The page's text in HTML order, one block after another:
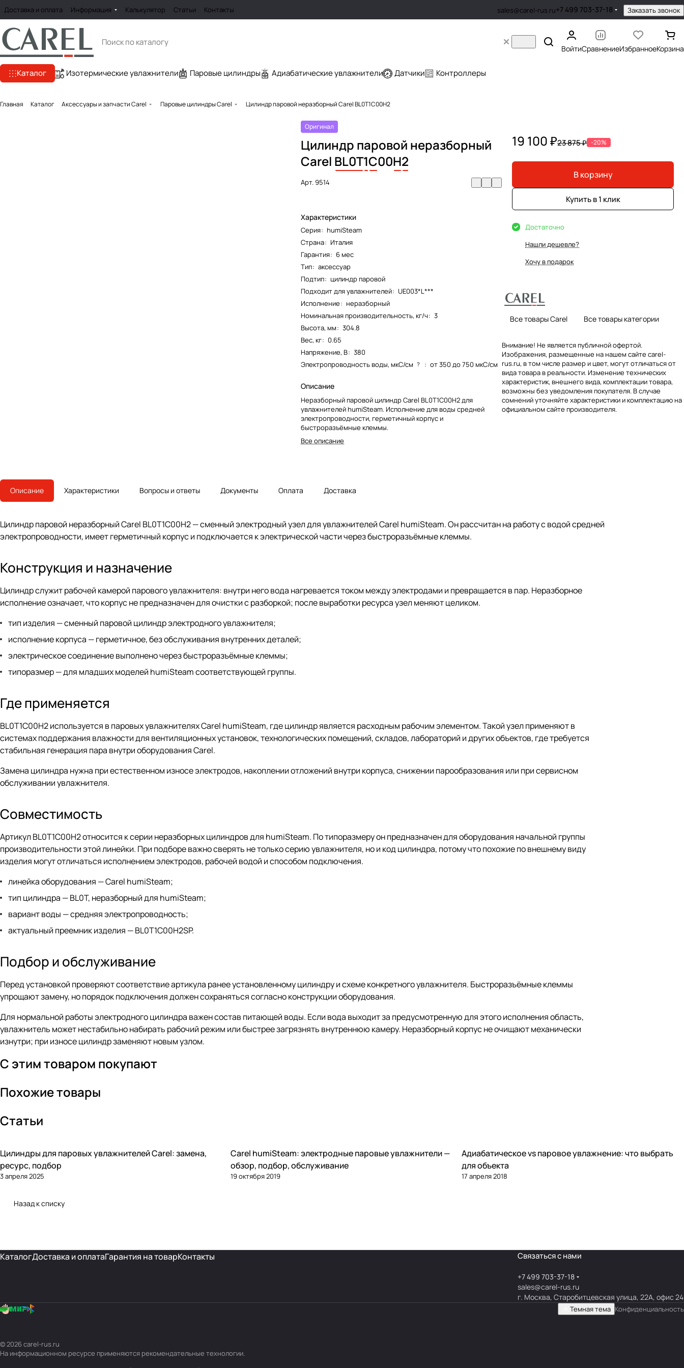
Доставка и оплата Информация Калькулятор Статьи Контакты sales@carel-rus.ru+7 499 703-37-18 Заказать звонок
ВойтиСравнениеИзбранноеКорзина
Каталог Изотермические увлажнители Паровые цилиндры Адиабатические увлажнители Датчики Контроллеры
Главная Каталог Аксессуары и запчасти Carel Паровые цилиндры Carel Цилиндр паровой неразборный Carel BL0T1C00H2
Оригинал
Цилиндр паровой неразборный
Carel BL0T1C00H2
Арт.9514
Характеристики
Серия: humiSteam
Страна: Италия
Гарантия: 6 мес
Тип: аксессуар
Подтип: цилиндр паровой
Подходит для увлажнителей: UE003*L***
Исполнение: неразборный
Номинальная производительность, кг/ч: 3
Высота, мм: 304.8
Вес, кг: 0.65
Напряжение, В: 380
Электропроводность воды, мкС/см ? : от 350 до 750 мкС/см
Описание
Неразборный паровой цилиндр Carel BL0T1C00H2 для
увлажнителей humiSteam. Исполнение для воды средней
электропроводности, герметичный корпус и
быстроразъёмные клеммы.
Все описание
19 100 ₽23 875 ₽ -20%
В корзину
Купить в 1 клик
Достаточно
Нашли дешевле?
Хочу в подарок
Все товары Carel Все товары категории
Внимание! Не является публичной офертой.
Изображения, размещенные на нашем сайте carel-
rus.ru, в том числе размер и цвет, могут отличаться от
вида товара в реальности. Изменение технических
характеристик, внешнего вида, комплектации товара,
возможны без уведомления покупателя. В случае
сомнений уточняйте характеристики и комплектацию на
официальном сайте производителя.
Описание Характеристики Вопросы и ответы Документы Оплата Доставка
Цилиндр паровой неразборный Carel BL0T1C00H2 — сменный электродный узел для увлажнителей Carel humiSteam. Он рассчитан на работу с водой средней
электропроводности, имеет герметичный корпус и подключается к электрической части через быстроразъёмные клеммы.
Конструкция и назначение
Цилиндр служит рабочей камерой парового увлажнителя: внутри него вода нагревается током между электродами и превращается в пар. Неразборное
исполнение означает, что корпус не предназначен для очистки с разборкой; после выработки ресурса узел меняют целиком.
тип изделия — сменный паровой цилиндр электродного увлажнителя;
исполнение корпуса — герметичное, без обслуживания внутренних деталей;
электрическое соединение выполнено через быстроразъёмные клеммы;
типоразмер — для младших моделей humiSteam соответствующей группы.
Где применяется
BL0T1C00H2 используется в паровых увлажнителях Carel humiSteam, где цилиндр является расходным рабочим элементом. Такой узел применяют в
системах поддержания влажности для вентиляционных установок, технологических помещений, складов, лабораторий и других объектов, где требуется
стабильная генерация пара внутри оборудования Carel.
Замена цилиндра нужна при естественном износе электродов, накоплении отложений внутри корпуса, снижении парообразования или при сервисном
обслуживании увлажнителя.
Совместимость
Артикул BL0T1C00H2 относится к серии неразборных цилиндров для humiSteam. По типоразмеру он предназначен для оборудования начальной группы
производительности этой линейки. При подборе важно сверять не только серию увлажнителя, но и код цилиндра, потому что похожие по внешнему виду
изделия могут отличаться исполнением электродов, рабочей водой и способом подключения.
линейка оборудования — Carel humiSteam;
тип цилиндра — BL0T, неразборный для humiSteam;
вариант воды — средняя электропроводность;
актуальный преемник изделия — BL0T1C00H2SP.
Подбор и обслуживание
Перед установкой проверяют соответствие артикула ранее установленному цилиндру и схеме конкретного увлажнителя. Быстроразъёмные клеммы
упрощают замену, но порядок подключения должен сохраняться согласно конструкции оборудования.
Для нормальной работы электродного цилиндра важен состав питающей воды. Если вода выходит за предусмотренную для этого исполнения область,
увлажнитель может нестабильно набирать рабочий режим или быстрее загрязнять внутреннюю камеру. Неразборный корпус не очищают механически
изнутри; при износе цилиндр заменяют новым узлом.
С этим товаром покупают
Похожие товары
Статьи
Увлажнение
Цилиндры для паровых увлажнителей Carel: замена,
ресурс, подбор
3 апреля 2025
Увлажнение
Carel humiSteam: электродные паровые увлажнители —
обзор, подбор, обслуживание
19 октября 2019
Увлажнение
Адиабатическое vs паровое увлажнение: что выбрать
для объекта
17 апреля 2018
Назад к списку
КаталогДоставка и оплатаГарантия на товарКонтакты Связаться с нами
+7 499 703-37-18
sales@carel-rus.ru
г. Москва, Старобитцевская улица, 22А, офис 24
Темная тема Конфиденциальность
© 2026 carel-rus.ru
На информационном ресурсе применяются рекомендательные технологии.